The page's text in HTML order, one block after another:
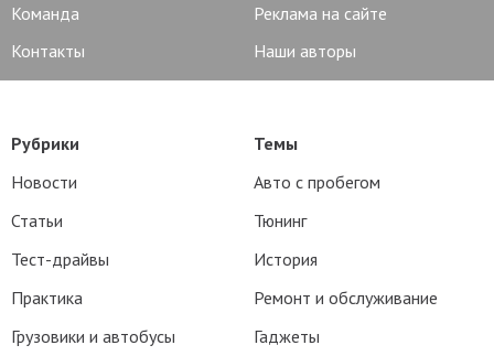
Команда
Реклама на сайте
Контакты
Наши авторы
Рубрики
Новости
Статьи
Тест-драйвы
Практика
Грузовики и автобусы
Темы
Авто с пробегом
Тюнинг
История
Ремонт и обслуживание
Гаджеты